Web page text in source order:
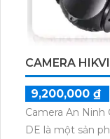
CAMERA
9,200,000 ₫
Camera An Ninh
DE là một sản